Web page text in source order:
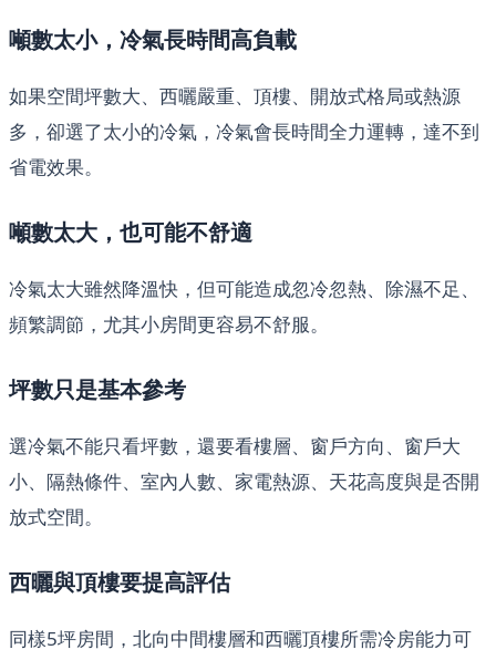
噸數太小，冷氣長時間高負載
如果空間坪數大、西曬嚴重、頂樓、開放式格局或熱源
多，卻選了太小的冷氣，冷氣會長時間全力運轉，達不到
省電效果。
噸數太大，也可能不舒適
冷氣太大雖然降溫快，但可能造成忽冷忽熱、除濕不足、
頻繁調節，尤其小房間更容易不舒服。
坪數只是基本參考
選冷氣不能只看坪數，還要看樓層、窗戶方向、窗戶大
小、隔熱條件、室內人數、家電熱源、天花高度與是否開
放式空間。
西曬與頂樓要提高評估
同樣5坪房間，北向中間樓層和西曬頂樓所需冷房能力可